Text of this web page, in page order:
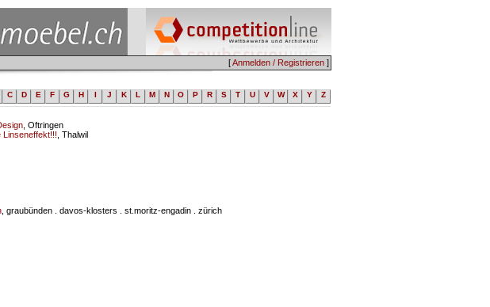
[Anmelden / Registrieren ]
C D E F G H I J K L M N O P R S T U V W X Y Z
, Oftringen
, Thalwil
, graubünden . davos-klosters . st.moritz-engadin . zürich